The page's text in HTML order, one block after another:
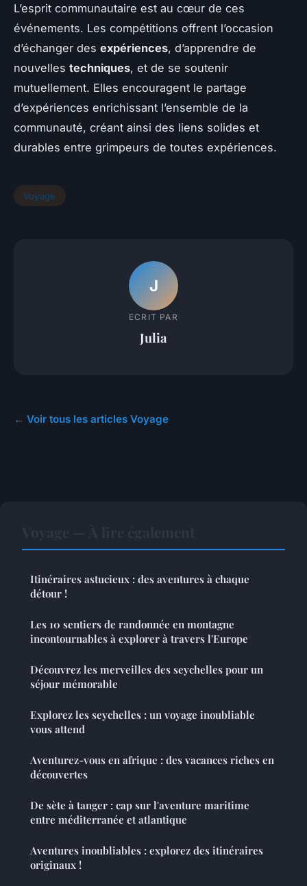
L’esprit communautaire est au cœur de ces
événements. Les compétitions offrent l’occasion
d’échanger des expériences, d’apprendre de
nouvelles techniques, et de se soutenir
mutuellement. Elles encouragent le partage
d’expériences enrichissant l’ensemble de la
communauté, créant ainsi des liens solides et
durables entre grimpeurs de toutes expériences.
Voyage
J
ECRIT PAR
Julia
← Voir tous les articles Voyage
Itinéraires astucieux : des aventures à chaque
détour !
Les 10 sentiers de randonnée en montagne
incontournables à explorer à travers l'Europe
Découvrez les merveilles des seychelles pour un
séjour mémorable
Explorez les seychelles : un voyage inoubliable
vous attend
Aventurez-vous en afrique : des vacances riches en
découvertes
De sète à tanger : cap sur l'aventure maritime
entre méditerranée et atlantique
Aventures inoubliables : explorez des itinéraires
originaux !